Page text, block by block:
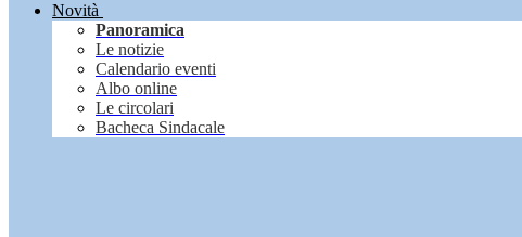
Novità
Panoramica
Le notizie
Calendario eventi
Albo online
Le circolari
Bacheca Sindacale